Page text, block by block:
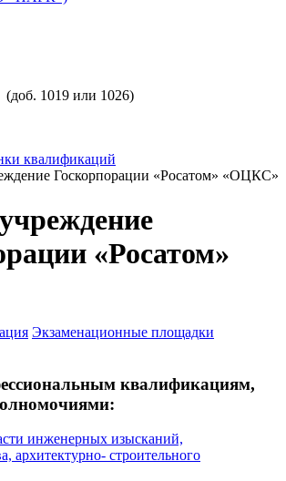
(доб. 1019 или 1026)
квалификаций
Госкорпорации «Росатом» «ОЦКС»
«Росатом»
Экзаменационные площадки
квалификациям,
инженерных изысканий,
архитектурно- строительного